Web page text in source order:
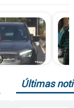
Últimas